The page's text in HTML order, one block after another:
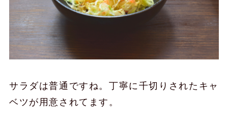
サラダは普通ですね。丁寧に千切りされたキャ
ベツが用意されてます。